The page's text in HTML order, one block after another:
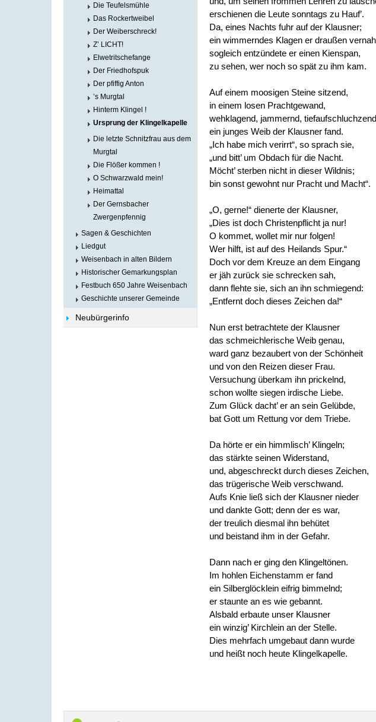
Die Teufelsmühle
Das Rockertweibel
Der Weiberschreck!
Z’ LICHT!
Elwetritschefange
Der Friedhofspuk
Der pfiffig Anton
’s Murgtal
Hinterm Klingel !
Ursprung der Klingelkapelle
Die letzte Schnitzfrau aus dem
Murgtal
Die Flößer kommen !
O Schwarzwald mein!
Heimattal
Der Gernsbacher
Zwergenpfennig
Sagen & Geschichten
Liedgut
Weisenbach in alten Bildern
Historischer Gemarkungsplan
Festbuch 650 Jahre Weisenbach
Geschichte unserer Gemeinde
Neubürgerinfo
erschienen die Leute sonntags zu Hauf’.
Da, eines Nachts fuhr auf der Klausner;
ein wimmerndes Klagen er draußen
sogleich entzündete er einen Kienspan,
zu sehen, wer noch so spät zu ihm kam.
Auf einem moosigen Steine sitzend,
in einem losen Prachtgewand,
wehklagend, jammernd,
ein junges Weib der Klausner fand.
„Ich habe mich verirrt“, so sprach sie,
„und bitt’ um Obdach für die Nacht.
Möcht’ sterben nicht in dieser Wildnis;
bin sonst gewohnt nur Pracht und Macht“.
„O, gerne!“ dienerte der Klausner,
„Dies ist doch Christenpflicht ja nur!
O kommet, wollet mir nur folgen!
Wer hilft, ist auf des Heilands Spur.“
Doch vor dem Kreuze an dem Eingang
er jäh zurück sie schrecken sah,
dann flehte sie, sich an ihn schmiegend:
„Entfernt doch dieses Zeichen da!“
Nun erst betrachtete der Klausner
das schmeichlerische Weib genau,
ward ganz bezaubert von der Schönheit
und von den Reizen dieser Frau.
Versuchung überkam ihn prickelnd,
schon wollte siegen irdische Liebe.
Zum Glück dacht’ er an sein Gelübde,
bat Gott um Rettung vor dem Triebe.
Da hörte er ein himmlisch’ Klingeln;
das stärkte seinen Widerstand,
und, abgeschreckt durch dieses Zeichen,
das trügerische Weib verschwand.
Aufs Knie ließ sich der Klausner nieder
und dankte Gott; denn der es war,
der treulich diesmal ihn behütet
und beistand ihm in der Gefahr.
Dann nach er ging den Klingeltönen.
Im hohlen Eichenstamm er fand
ein Silberglöcklein eifrig bimmelnd;
er staunte an es wie gebannt.
Alsbald erbaute unser Klausner
ein winzig’ Kirchlein an der Stelle.
Dies mehrfach umgebaut dann wurde
und heißt noch heute Klingelkapelle.